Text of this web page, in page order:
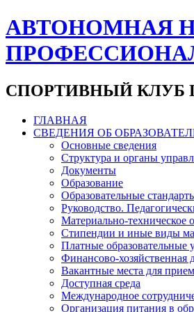
АВТОНОМНАЯ
СПОРТИВНЫЙ КЛУБ
ГЛАВНАЯ
СВЕДЕНИЯ ОБ
Основные сведения
Структура и органы
Документы
Образование
Образовательные
Руководство.
Материально-техническое
Стипендии и иные виды
Платные образовательные
Финансово-хозяйственная
Вакантные места для
Доступная среда
Международное
Организация питания в